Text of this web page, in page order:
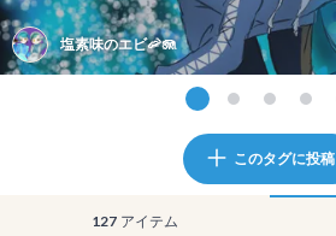
塩素味のエビ🦐🪼
このタグに投稿
127 アイテム